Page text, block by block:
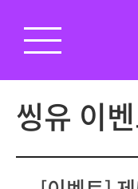
씽유 이